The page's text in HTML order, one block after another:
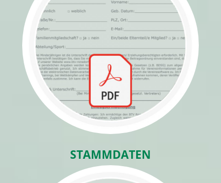
STAMMDATEN